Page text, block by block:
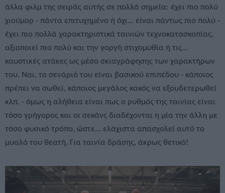
άλλα φιλμ της σειράς αυτής σε πολλά σημεία: έχει πιο πολύ
χιούμορ - πάντα επιτυχημένο ή όχι... είναι πάντως πιο πολύ -
έχει πιο πολλά χαρακτηριστικά ταινιών τεχνοκατασκοπίας,
αξιοποιεί πιο πολύ και την γοργή στιχομυθία ή τις...
καυστικές ατάκες ως μέσο σκιαγράφησης των χαρακτήρων
του. Ναι, το σενάριό του είναι βασικού επιπέδου - κάποιος
πρέπει να σωθεί, κάποιος μεγάλος κακός να εξουδετερωθεί
κλπ. - όμως η αλήθεια είναι πως ο ρυθμός της ταινίας είναι
τόσο γρήγορος και οι σεκάνς διαδέχονται η μία την άλλη με
τόσο φυσικό τρόπο, ώστε... ελάχιστα απασχολεί αυτό το
μυαλό του θεατή. Για ταινία δράσης, άκρως θετικό!